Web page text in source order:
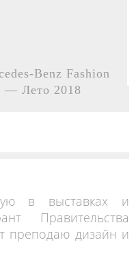
Benz Fashion
— Лето 2018
в выставках и
Правительства
преподаю дизайн и